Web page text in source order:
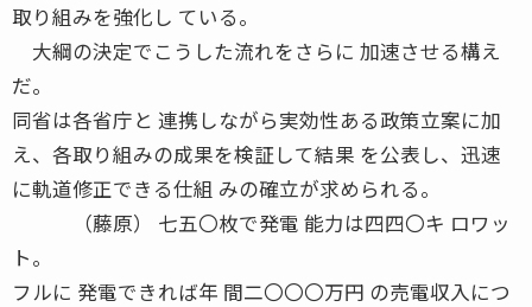
取り組みを強化し ている。
大綱の決定でこうした流れをさらに 加速させる構え
だ。
同省は各省庁と 連携しながら実効性ある政策立案に加
え、各取り組みの成果を検証して結果 を公表し、迅速
に軌道修正できる仕組 みの確立が求められる。
（藤原） 七五〇枚で発電 能力は四四〇キ ロワッ
ト。
フルに 発電できれば年 間二〇〇〇万円 の売電収入につ